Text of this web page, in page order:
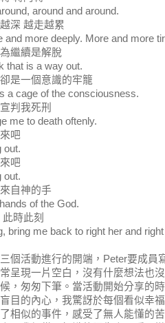
around and around.
深 越走越累
and more deeply. More and more
繼續是解脫
that is a way out.
是一個意識的牢籠
a cage of the consciousness.
判我死刑
me to death oftenly.
吧
out.
吧
out.
自神的手
of the God.
時此刻
bring me back to right her and right
個活動進行的開端，Peter要成員
呈現一片空白，沒有什麼想法也
，匆匆下筆。當活動開始分享的
目的內心，我驚訝於每個看似幸
相似的事件，感受了無人能懂的